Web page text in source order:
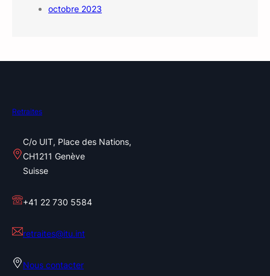
octobre 2023
Retraites
C/o UIT, Place des Nations,
CH1211 Genève
Suisse
+41 22 730 5584
retraites@itu.int
Nous contacter